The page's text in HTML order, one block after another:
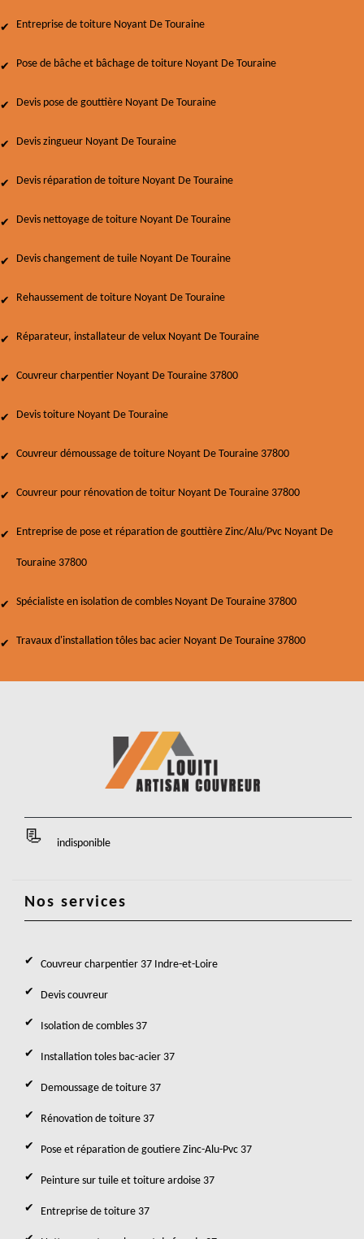
Entreprise de toiture Noyant De Touraine
Pose de bâche et bâchage de toiture Noyant De Touraine
Devis pose de gouttière Noyant De Touraine
Devis zingueur Noyant De Touraine
Devis réparation de toiture Noyant De Touraine
Devis nettoyage de toiture Noyant De Touraine
Devis changement de tuile Noyant De Touraine
Rehaussement de toiture Noyant De Touraine
Réparateur, installateur de velux Noyant De Touraine
Couvreur charpentier Noyant De Touraine 37800
Devis toiture Noyant De Touraine
Couvreur démoussage de toiture Noyant De Touraine 37800
Couvreur pour rénovation de toitur Noyant De Touraine 37800
Entreprise de pose et réparation de gouttière Zinc/Alu/Pvc Noyant De
Touraine 37800
Spécialiste en isolation de combles Noyant De Touraine 37800
Travaux d'installation tôles bac acier Noyant De Touraine 37800
indisponible
Nos services
Couvreur charpentier 37 Indre-et-Loire
Devis couvreur
Isolation de combles 37
Installation toles bac-acier 37
Demoussage de toiture 37
Rénovation de toiture 37
Pose et réparation de goutiere Zinc-Alu-Pvc 37
Peinture sur tuile et toiture ardoise 37
Entreprise de toiture 37